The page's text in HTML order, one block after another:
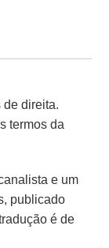
de direita.
termos da
e um
publicado
é de